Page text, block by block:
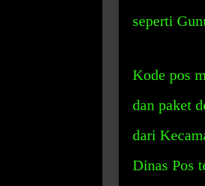
seperti
Kode pos
dan paket
dari
Dinas Pos